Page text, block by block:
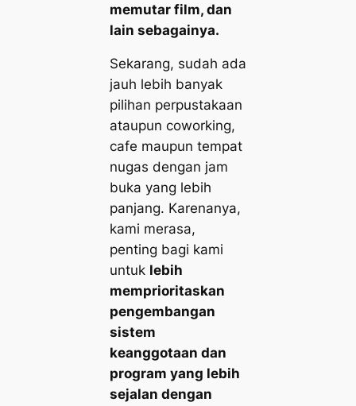
memutar film, dan
lain sebagainya.
Sekarang, sudah ada
jauh lebih banyak
pilihan perpustakaan
ataupun coworking,
cafe maupun tempat
nugas dengan jam
buka yang lebih
panjang. Karenanya,
kami merasa,
penting bagi kami
untuk lebih
memprioritaskan
pengembangan
sistem
keanggotaan dan
program yang lebih
sejalan dengan